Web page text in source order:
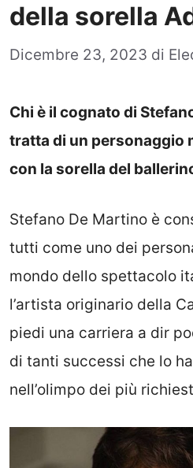
della sorella
Dicembre 23, 2023 di
Chi è il cognato di
tratta di un personaggio
con la sorella del
Stefano De Martino è
tutti come uno dei
mondo dello spettacolo
l’artista originario della
piedi una carriera a dir
di tanti successi che lo
nell’olimpo dei più